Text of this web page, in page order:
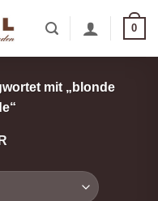
0
mit „blonde